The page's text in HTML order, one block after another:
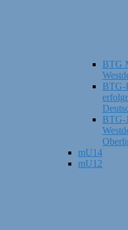
BTG
BTG-
BTG-
mU14
mU12